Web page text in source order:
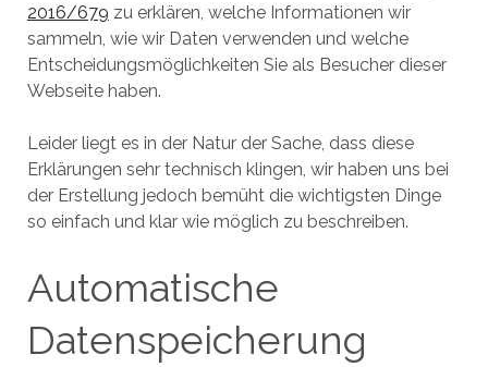
2016/679 zu erklären, welche Informationen wir
sammeln, wie wir Daten verwenden und welche
Entscheidungsmöglichkeiten Sie als Besucher dieser
Webseite haben.
Leider liegt es in der Natur der Sache, dass diese
Erklärungen sehr technisch klingen, wir haben uns bei
der Erstellung jedoch bemüht die wichtigsten Dinge
so einfach und klar wie möglich zu beschreiben.
Automatische
Datenspeicherung